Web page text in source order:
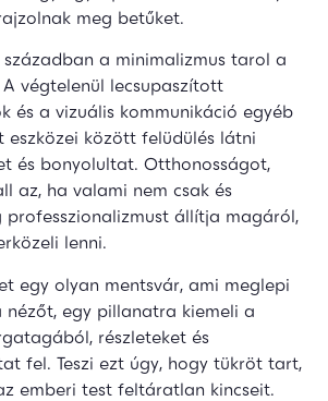
meg betűket.
században a minimalizmus tarol a
végtelenül lecsupaszított
és a vizuális kommunikáció egyéb
eszközei között felüdülés látni
és bonyolultat. Otthonosságot,
az, ha valami nem csak és
állítja magáról,
lenni.
egy olyan mentsvár, ami meglepi
nézőt, egy pillanatra kiemeli a
részleteket és
fel. Teszi ezt úgy, hogy tükröt tart,
emberi test feltáratlan kincseit.